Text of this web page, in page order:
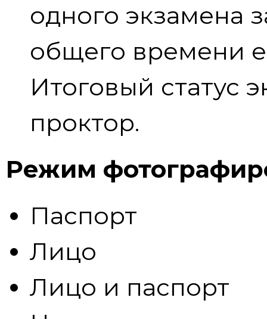
одного экзамена
общего времени
Итоговый статус
проктор.
Режим
Паспорт
Лицо
Лицо и паспорт